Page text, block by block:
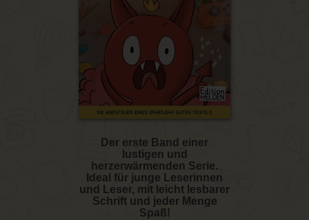
Der erste Band einer
lustigen und
herzerwärmenden Serie.
Ideal für junge Leserinnen
und Leser, mit leicht lesbarer
Schrift und jeder Menge
Spaß!